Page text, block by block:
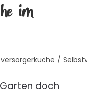
im
/
doch